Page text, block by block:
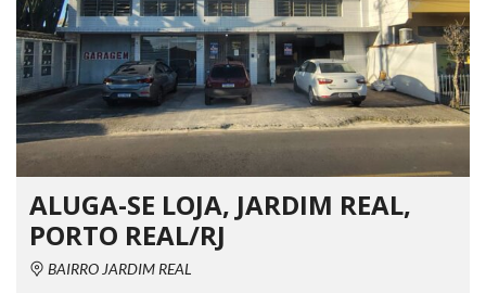
ALUGA-SE LOJA, JARDIM REAL,
PORTO REAL/RJ
BAIRRO JARDIM REAL